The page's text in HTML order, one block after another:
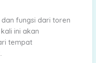
fungsi dari toren
ini akan
tempat